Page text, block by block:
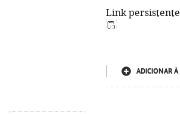
Link
ADICIONAR À